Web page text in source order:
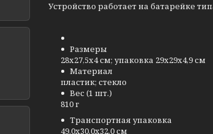
Устройство работает на батарейке
Размеры
28х27,5х4 см; упаковка 29х29х4,9 см
Материал
пластик; стекло
Вес (1 шт.)
810 г
Транспортная упаковка
49,0x30,0x32,0 см